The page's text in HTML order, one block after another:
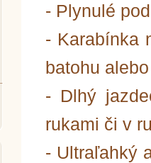
- Plynulé
- Karabínka
batohu
- Dlhý
rukami či v
- Ultraľahký